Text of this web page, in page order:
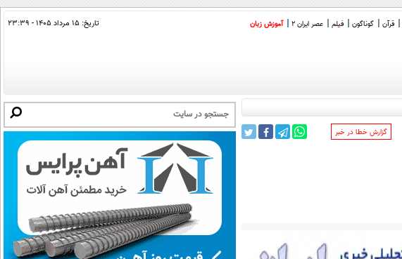
قرآن گوناگون فیلم عصر ایران 2 آموزش زبان تاریخ: ۱۵ مرداد ۱۴۰۵ - ۲۳:۳۹
‌گزارش خطا در خبر